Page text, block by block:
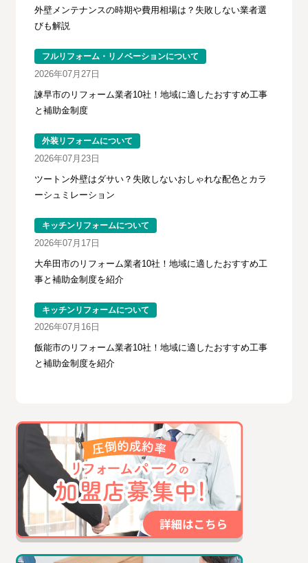
外壁メンテナンスの時期や費用相場は？失敗しない業者選
びも解説
フルリフォーム・リノベーションについて
2026年07月27日
諫早市のリフォーム業者10社！地域に適したおすすめ工事
と補助金制度
外装リフォームについて
2026年07月23日
ツートン外壁はダサい？失敗しないおしゃれな配色とカラ
ーシュミレーション
キッチンリフォームについて
2026年07月17日
大牟田市のリフォーム業者10社！地域に適したおすすめ工
事と補助金制度を紹介
キッチンリフォームについて
2026年07月16日
飯能市のリフォーム業者10社！地域に適したおすすめ工事
と補助金制度を紹介